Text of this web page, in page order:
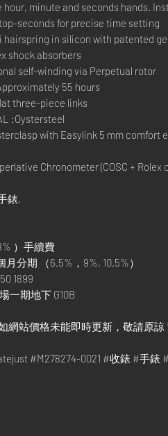
hour, minute and seconds hands.
seconds for precise time setting
hairspring in silicon with patented
shock absorbers
self-winding via Perpetual rotor
55 hours
three-piece links
:Oystersteel
with Easylink 5 mm comfort
Chronometer (COSC +
錶,
）手續費
分期 （6.5%，9%, 10.5%）
1899
一期地下 G10B
網站價格未能即時更新，敬請原諒
#M278274-0021 #收錶 #手錶